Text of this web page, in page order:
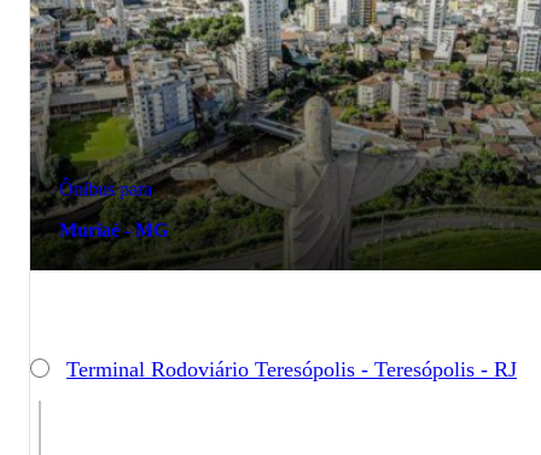
Ônibus para
Muriaé - MG
Terminal Rodoviário Teresópolis - Teresópolis - RJ